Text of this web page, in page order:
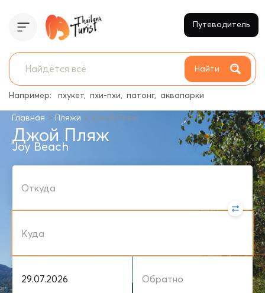
Найти
Например: пхукет пхи-пхи патонг аквапарки
Путеводитель
Главная > Пляжи > Джой Пляж
Джой Пляж
Joy Beach